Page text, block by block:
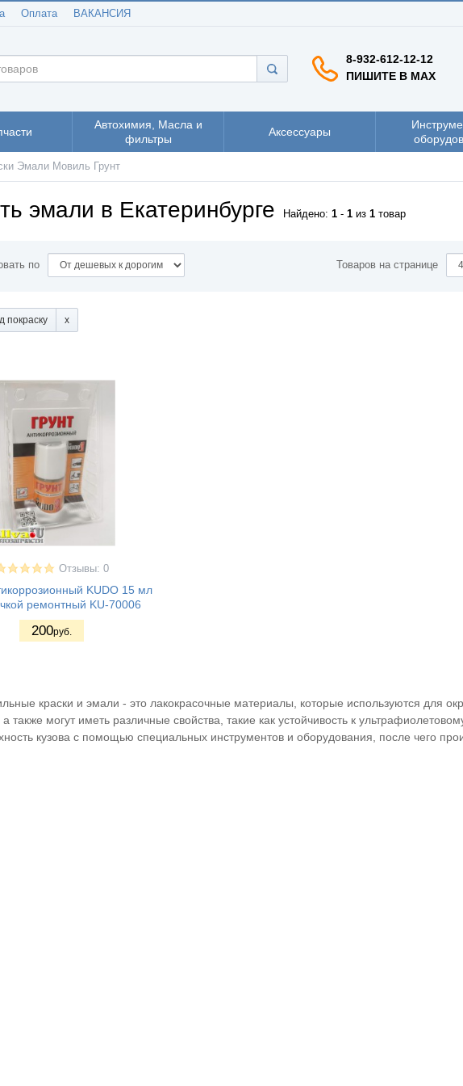
Оплата ВАКАНСИЯ
8-932-612-12-12
ПИШИТЕ В MAX
Автохимия, Масла и
фильтры
Аксессуары
Эмали Мовиль Грунт
эмали в Екатеринбурге Найдено: 1 - 1 из 1 товар
по Товаров на странице
покраску
Отзывы: 0
KUDO 15 мл
ремонтный KU-70006
200руб.
краски и эмали - это лакокрасочные материалы, которые используются для
а также могут иметь различные свойства, такие как устойчивость к
кузова с помощью специальных инструментов и оборудования, после чего